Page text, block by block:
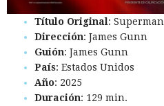
Título Original: Superman
Dirección: James Gunn
Guión: James Gunn
País: Estados Unidos
Año: 2025
Duración: 129 min.